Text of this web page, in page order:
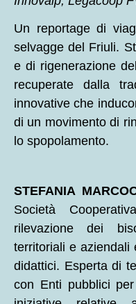
Un reportage di
selvagge del Friuli.
e di rigenerazione
recuperate dalla
innovative che
di un movimento di
lo spopolamento.
STEFANIA
Società
rilevazione dei
territoriali e aziendali
didattici. Esperta di
con Enti pubblici